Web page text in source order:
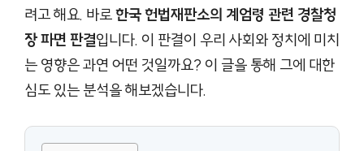
려고 해요. 바로한국 헌법재판소의 계엄령 관련 경찰청
장 파면 판결입니다. 이 판결이 우리 사회와 정치에 미치
는 영향은 과연 어떤 것일까요? 이 글을 통해 그에 대한
심도 있는 분석을 해보겠습니다.